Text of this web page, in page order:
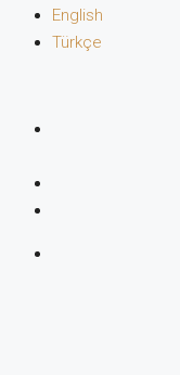
English
Türkçe